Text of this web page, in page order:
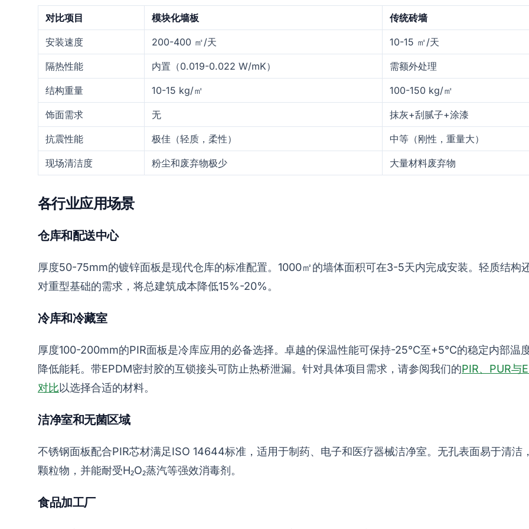
对比项目 模块化墙板 传统砖墙
安装速度 200-400 ㎡/天 10-15 ㎡/天
隔热性能 内置（0.019-0.022 W/mK） 需额外处理
结构重量 10-15 kg/㎡ 100-150 kg/㎡
饰面需求 无 抹灰+刮腻子+涂漆
抗震性能 极佳（轻质，柔性） 中等（刚性，重量大）
现场清洁度 粉尘和废弃物极少 大量材料废弃物
各行业应用场景
仓库和配送中心
厚度50-75mm的镀锌面板是现代仓库的标准配置。1000㎡的墙体面积可在3-5天内完成安装。轻质结构
对重型基础的需求，将总建筑成本降低15%-20%。
冷库和冷藏室
厚度100-200mm的PIR面板是冷库应用的必备选择。卓越的保温性能可保持-25°C至+5°C的稳定内部温
降低能耗。带EPDM密封胶的互锁接头可防止热桥泄漏。针对具体项目需求，请参阅我们的PIR、PUR与
对比以选择合适的材料。
洁净室和无菌区域
不锈钢面板配合PIR芯材满足ISO 14644标准，适用于制药、电子和医疗器械洁净室。无孔表面易于清洁
颗粒物，并能耐受H₂O₂蒸汽等强效消毒剂。
食品加工厂